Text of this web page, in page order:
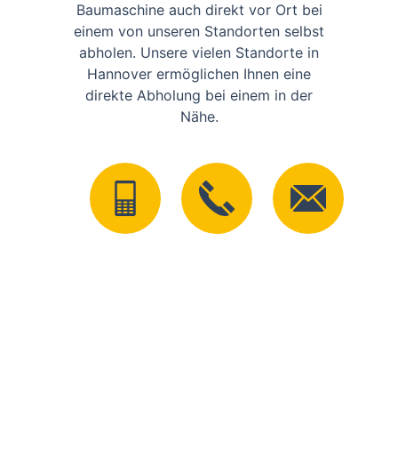
Baumaschine auch direkt vor Ort bei
einem von unseren Standorten selbst
abholen. Unsere vielen Standorte in
Hannover ermöglichen Ihnen eine
direkte Abholung bei einem in der
Nähe.